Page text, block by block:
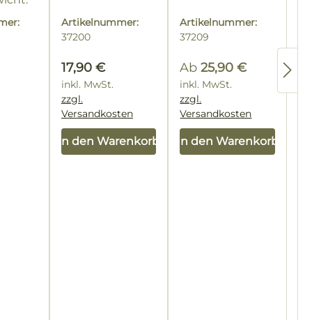
Artikelnummer:
37200
Regulärer Preis:
17,90 €
inkl. MwSt.
zzgl.
Versandkosten
In den Warenkorb
Artikelnummer:
37209
Ab25,90 €
Regulärer Preis:
inkl. MwSt.
zzgl.
Versandkosten
In den Warenkorb